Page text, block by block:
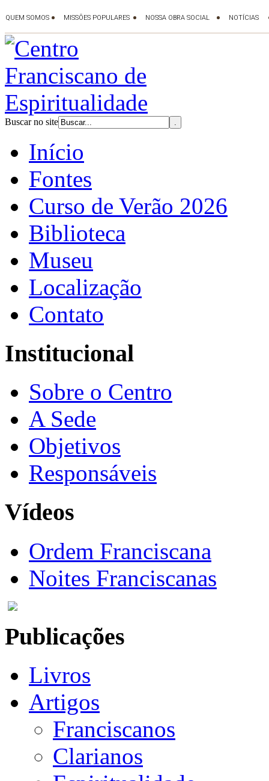
Buscar no site
Início
Fontes
Curso de Verão 2026
Biblioteca
Museu
Localização
Contato
Institucional
Sobre o Centro
A Sede
Objetivos
Responsáveis
Vídeos
Ordem Franciscana
Noites Franciscanas
Publicações
Livros
Artigos
Franciscanos
Clarianos